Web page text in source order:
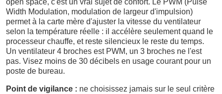
open space, c'est un vrai sujet de confort. Le PWM (Pulse
Width Modulation, modulation de largeur d'impulsion)
permet à la carte mère d'ajuster la vitesse du ventilateur
selon la température réelle : il accélère seulement quand le
processeur chauffe, et reste silencieux le reste du temps.
Un ventilateur 4 broches est PWM, un 3 broches ne l'est
pas. Visez moins de 30 décibels en usage courant pour un
poste de bureau.
Point de vigilance : ne choisissez jamais sur le seul critère